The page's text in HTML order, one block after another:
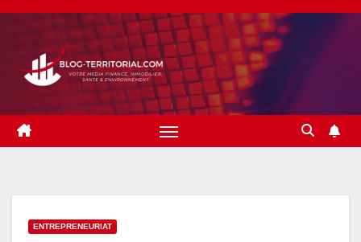
Skip
content
ENTREPRENEURIAT